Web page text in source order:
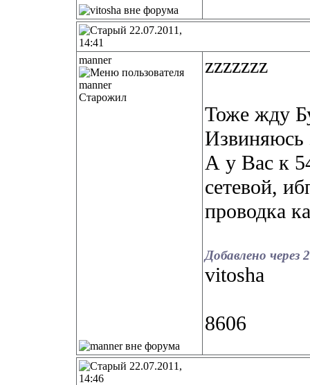
22.07.2011,
14:41
manner
Старожил
zzzzzzz
Тоже жду
Извиняюсь
А у Вас к
сетевой,
проводка
Добавлено через
vitosha
8606
22.07.2011,
14:46